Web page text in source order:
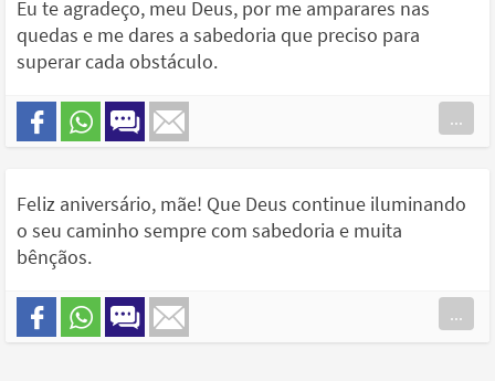
Eu te agradeço, meu Deus, por me amparares nas
quedas e me dares a sabedoria que preciso para
superar cada obstáculo.
...
Feliz aniversário, mãe! Que Deus continue iluminando
o seu caminho sempre com sabedoria e muita
bênçãos.
...